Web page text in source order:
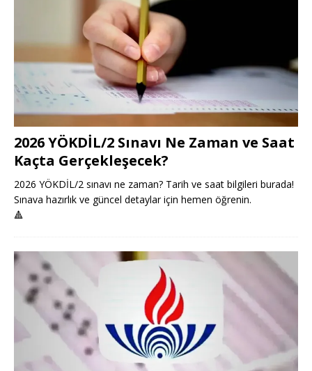
2026 YÖKDİL/2 Sınavı Ne Zaman ve Saat
Kaçta Gerçekleşecek?
2026 YÖKDİL/2 sınavı ne zaman? Tarih ve saat bilgileri burada!
Sınava hazırlık ve güncel detaylar için hemen öğrenin.
🔺